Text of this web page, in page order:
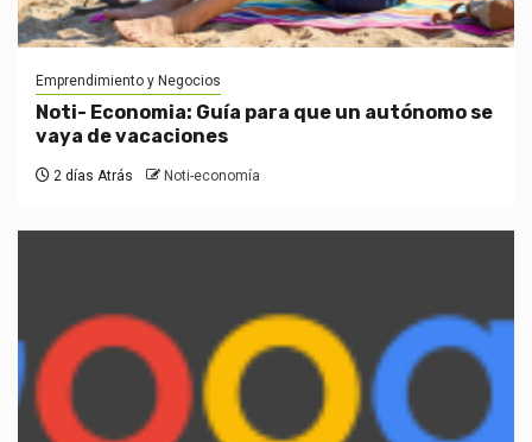
Emprendimiento y Negocios
Noti- Economia: Guía para que un autónomo se
vaya de vacaciones
2 días Atrás Noti-economía